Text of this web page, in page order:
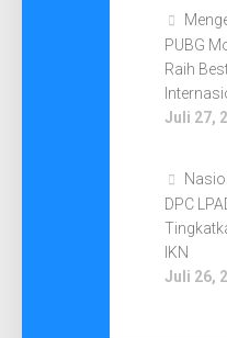
PUBG
Raih
Juli 27,
DPC
IKN
Juli 26,